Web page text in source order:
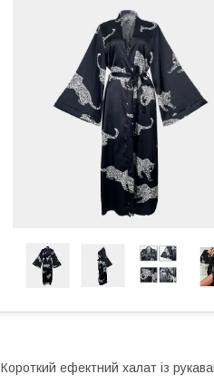
Короткий ефектний халат із